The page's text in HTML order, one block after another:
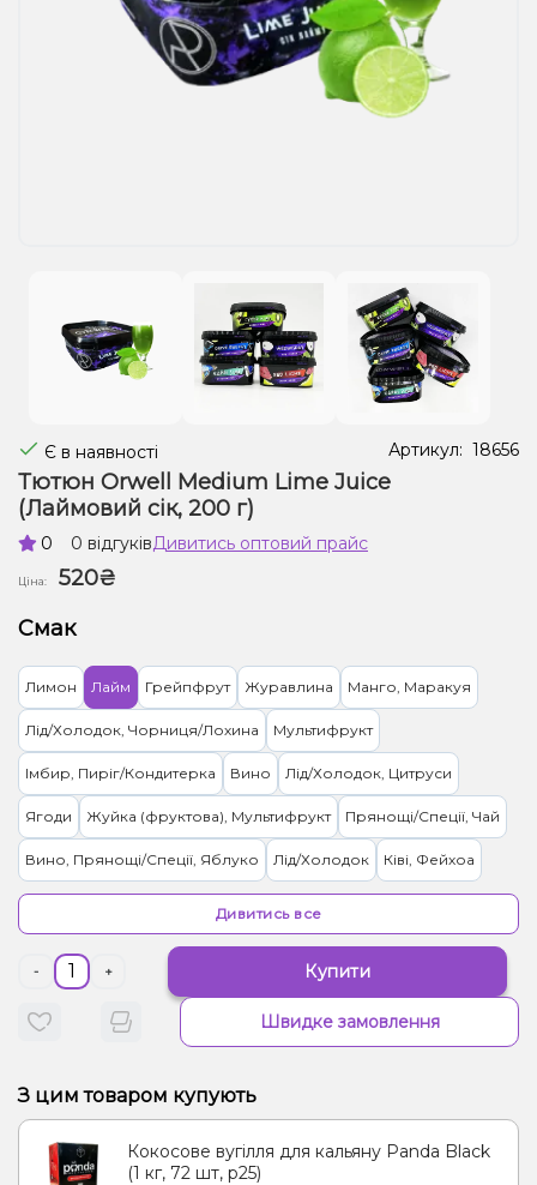
Рідини для електронних сигарет
Подарункові набори
Є в наявності Артикул: 18656
Тютюн Orwell Medium Lime Juice
(Лаймовий сік, 200 г)
0 0 відгуківДивитись оптовий прайс
Ціна:
520₴
Смак
Лимон Лайм Грейпфрут Журавлина Манго, Маракуя
Лід/Холодок, Чорниця/Лохина Мультифрукт
Імбир, Пиріг/Кондитерка Вино Лід/Холодок, Цитруси
Ягоди Жуйка (фруктова), Мультифрукт Прянощі/Спеції, Чай
Вино, Прянощі/Спеції, Яблуко Лід/Холодок Ківі, Фейхоа
Цукерки, Мультифрукт Цитруси, Енергетик Банан, Ягоди
Персик, Чай Ананас М'ята
Ялинка, Лимонад Вершки/Крем, Ягоди Желейки
Полуниця, Манго Полуниця, Мохіто Кола, Троянда
Мультифрукт, Троянда
Дивитись все
- + Купити
Швидке замовлення
З цим товаром купують
Кокосове вугілля для кальяну Panda Black
(1 кг, 72 шт, р25)